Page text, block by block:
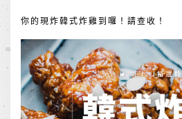
你的現炸韓式炸雞到囉！請查收！